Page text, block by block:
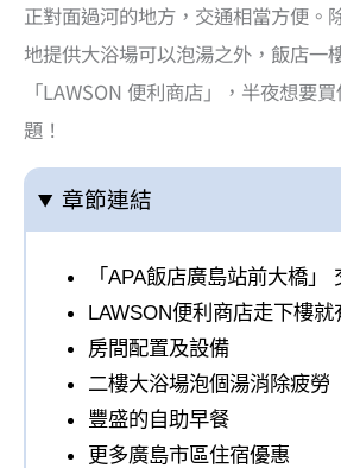
正對面過河的地方，交通相當方便。
地提供大浴場可以泡湯之外，飯店一
「LAWSON 便利商店」，半夜想要
題！
章節連結
「APA飯店廣島站前大橋」
LAWSON便利商店走下樓就
房間配置及設備
二樓大浴場泡個湯消除疲勞
豐盛的自助早餐
更多廣島市區住宿優惠